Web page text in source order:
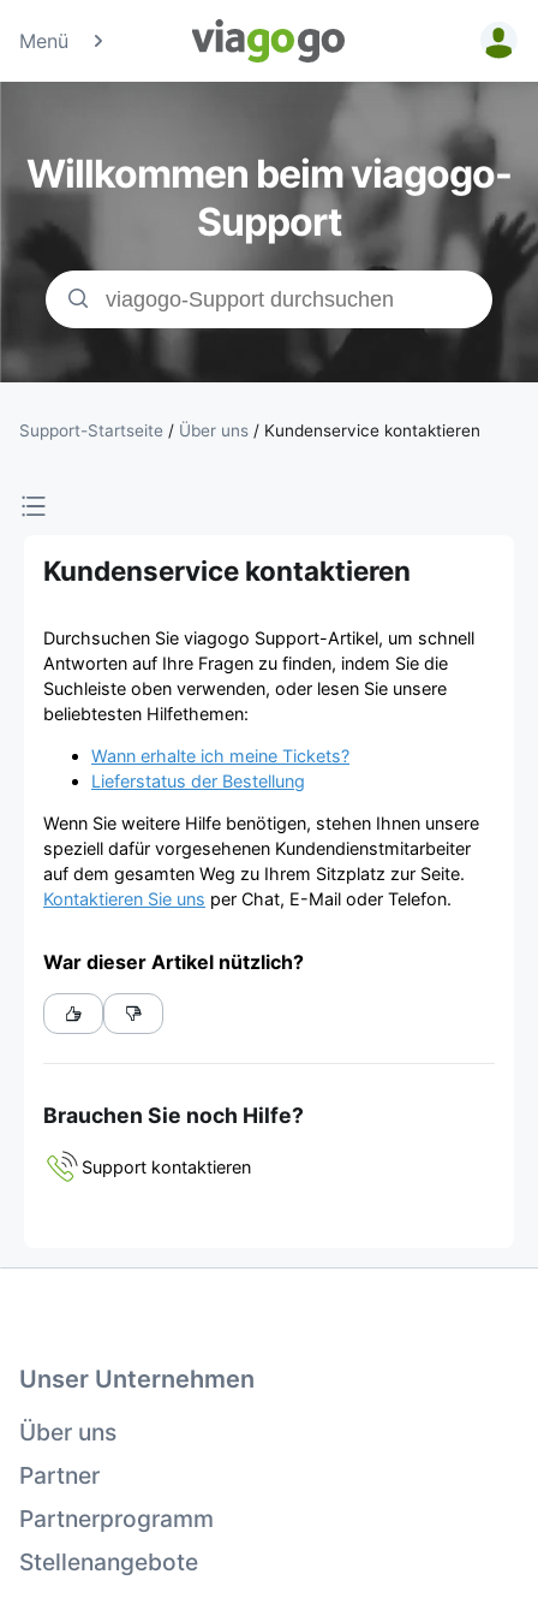
Menü
Tickets -
Konzert-,
&
| viagogo der
Willkommen beim viagogo-
Support
Support-Startseite / Über uns / Kundenservice kontaktieren
Kundenservice kontaktieren
Durchsuchen Sie viagogo Support-Artikel, um schnell
Antworten auf Ihre Fragen zu finden, indem Sie die
Suchleiste oben verwenden, oder lesen Sie unsere
beliebtesten Hilfethemen:
Wann erhalte ich meine Tickets?
Lieferstatus der Bestellung
Wenn Sie weitere Hilfe benötigen, stehen Ihnen unsere
speziell dafür vorgesehenen Kundendienstmitarbeiter
auf dem gesamten Weg zu Ihrem Sitzplatz zur Seite.
Kontaktieren Sie uns per Chat, E-Mail oder Telefon.
War dieser Artikel nützlich?
Brauchen Sie noch Hilfe?
Support kontaktieren
Unser Unternehmen
Über uns
Partner
Partnerprogramm
Stellenangebote